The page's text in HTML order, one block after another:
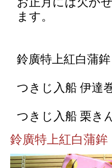
ます。
鈴廣特上紅白蒲
つきじ入船 伊達
つきじ入船 栗き
鈴廣特上紅白蒲鉾